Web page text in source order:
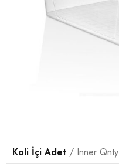
Koli İçi Adet / Inner Qnty